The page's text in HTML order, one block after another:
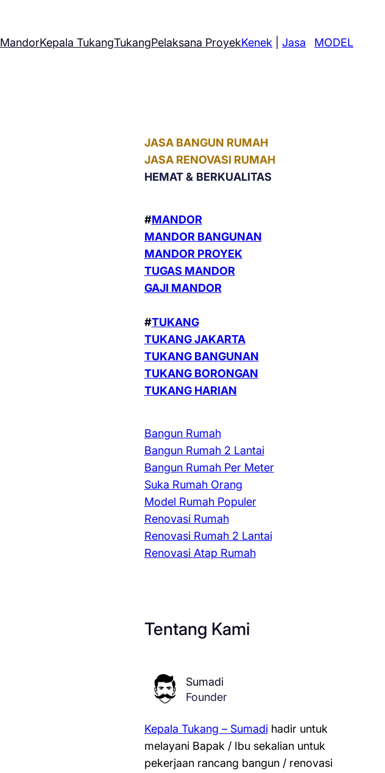
MandorKepala TukangTukangPelaksana ProyekKenek |Jasa MODEL
JASA BANGUN RUMAH
JASA RENOVASI RUMAH
HEMAT & BERKUALITAS
#MANDOR
MANDOR BANGUNAN
MANDOR PROYEK
TUGAS MANDOR
GAJI MANDOR
#TUKANG
TUKANG JAKARTA
TUKANG BANGUNAN
TUKANG BORONGAN
TUKANG HARIAN
Bangun Rumah
Bangun Rumah 2 Lantai
Bangun Rumah Per Meter
Suka Rumah Orang
Model Rumah Populer
Renovasi Rumah
Renovasi Rumah 2 Lantai
Renovasi Atap Rumah
Tentang Kami
Sumadi
Founder
Kepala Tukang – Sumadihadir untuk
melayani Bapak / Ibu sekalian untuk
pekerjaan rancang bangun / renovasi